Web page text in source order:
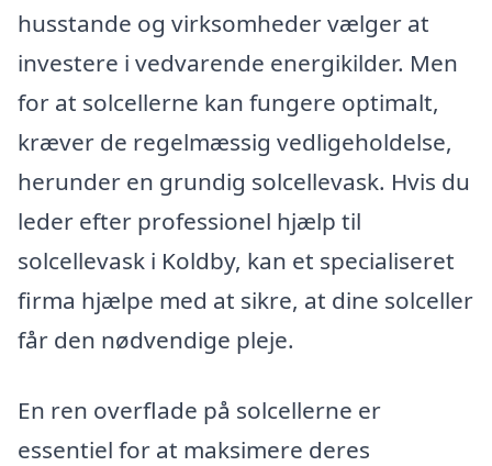
husstande og virksomheder vælger at
investere i vedvarende energikilder. Men
for at solcellerne kan fungere optimalt,
kræver de regelmæssig vedligeholdelse,
herunder en grundig solcellevask. Hvis du
leder efter professionel hjælp til
solcellevask i Koldby, kan et specialiseret
firma hjælpe med at sikre, at dine solceller
får den nødvendige pleje.
En ren overflade på solcellerne er
essentiel for at maksimere deres